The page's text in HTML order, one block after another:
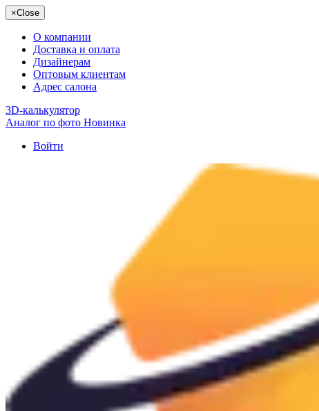
×Close
О компании
Доставка и оплата
Дизайнерам
Оптовым клиентам
Адрес салона
3D-калькулятор
Аналог по фото Новинка
Войти